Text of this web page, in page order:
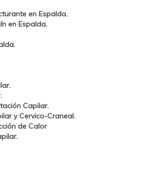
en Espalda.
en Espalda.
Capilar.
y Cervico-Craneal.
de Calor